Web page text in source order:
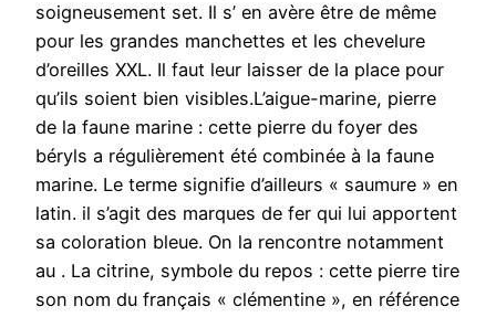
soigneusement set. Il s’ en avère être de même
pour les grandes manchettes et les chevelure
d’oreilles XXL. Il faut leur laisser de la place pour
qu’ils soient bien visibles.L’aigue-marine, pierre
de la faune marine : cette pierre du foyer des
béryls a régulièrement été combinée à la faune
marine. Le terme signifie d’ailleurs « saumure » en
latin. il s’agit des marques de fer qui lui apportent
sa coloration bleue. On la rencontre notamment
au . La citrine, symbole du repos : cette pierre tire
son nom du français « clémentine », en référence